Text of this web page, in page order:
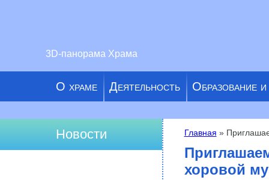
3D-панорама Храма
О храме Деятельность Образование
Вы здесь
Главная »
хоровой
Новости